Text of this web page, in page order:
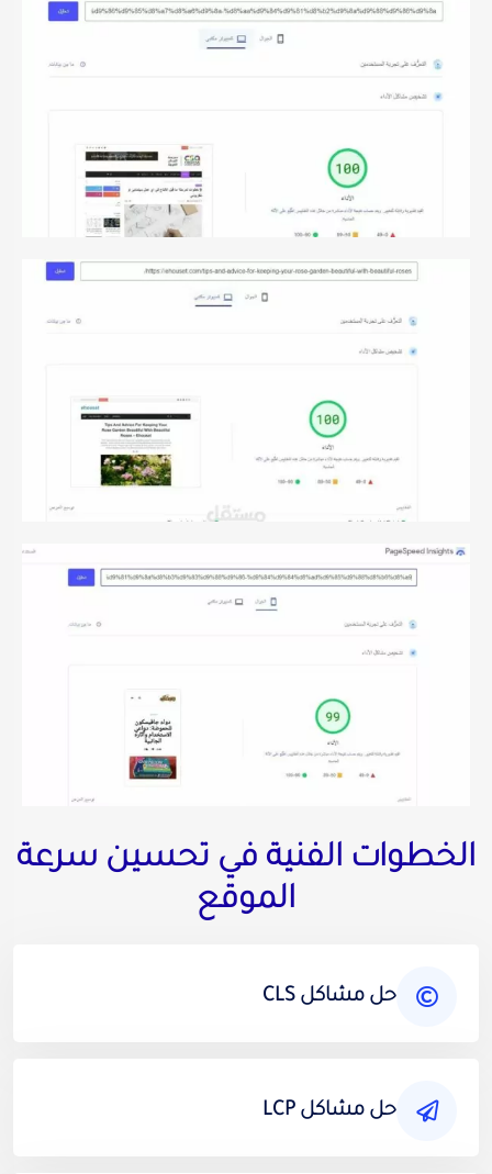
الخطوات الفنية في تحسين سرعة
الموقع
حل مشاكل CLS
حل مشاكل LCP